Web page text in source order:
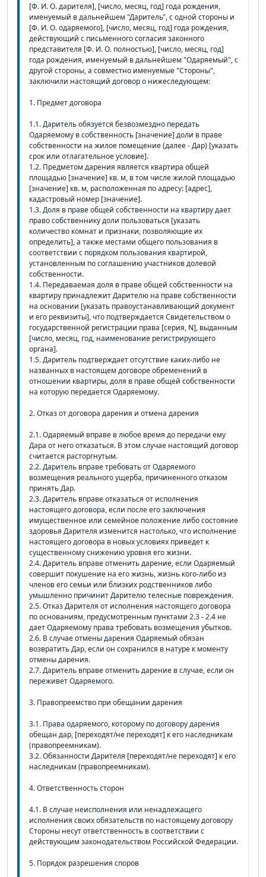
[Ф. И. О. дарителя], [число, месяц, год] года рождения,
именуемый в дальнейшем "Даритель", с одной стороны и
[Ф. И. О. одаряемого], [число, месяц, год] года рождения,
действующий с письменного согласия законного
представителя [Ф. И. О. полностью], [число, месяц, год]
года рождения, именуемый в дальнейшем "Одаряемый", с
другой стороны, а совместно именуемые "Стороны",
заключили настоящий договор о нижеследующем:
1. Предмет договора
1.1. Даритель обязуется безвозмездно передать
Одаряемому в собственность [значение] доли в праве
собственности на жилое помещение (далее - Дар) [указать
срок или отлагательное условие].
1.2. Предметом дарения является квартира общей
площадью [значение] кв. м, в том числе жилой площадью
[значение] кв. м, расположенная по адресу: [адрес],
кадастровый номер [значение].
1.3. Доля в праве общей собственности на квартиру дает
право собственнику доли пользоваться [указать
количество комнат и признаки, позволяющие их
определить], а также местами общего пользования в
соответствии с порядком пользования квартирой,
установленным по соглашению участников долевой
собственности.
1.4. Передаваемая доля в праве общей собственности на
квартиру принадлежит Дарителю на праве собственности
на основании [указать правоустанавливающий документ
и его реквизиты], что подтверждается Свидетельством о
государственной регистрации права [серия, N], выданным
[число, месяц, год, наименование регистрирующего
органа].
1.5. Даритель подтверждает отсутствие каких-либо не
названных в настоящем договоре обременений в
отношении квартиры, доля в праве общей собственности
на которую передается Одаряемому.
2. Отказ от договора дарения и отмена дарения
2.1. Одаряемый вправе в любое время до передачи ему
Дара от него отказаться. В этом случае настоящий договор
считается расторгнутым.
2.2. Даритель вправе требовать от Одаряемого
возмещения реального ущерба, причиненного отказом
принять Дар.
2.3. Даритель вправе отказаться от исполнения
настоящего договора, если после его заключения
имущественное или семейное положение либо состояние
здоровья Дарителя изменится настолько, что исполнение
настоящего договора в новых условиях приведет к
существенному снижению уровня его жизни.
2.4. Даритель вправе отменить дарение, если Одаряемый
совершит покушение на его жизнь, жизнь кого-либо из
членов его семьи или близких родственников либо
умышленно причинит Дарителю телесные повреждения.
2.5. Отказ Дарителя от исполнения настоящего договора
по основаниям, предусмотренным пунктами 2.3 - 2.4 не
дает Одаряемому права требовать возмещения убытков.
2.6. В случае отмены дарения Одаряемый обязан
возвратить Дар, если он сохранился в натуре к моменту
отмены дарения.
2.7. Даритель вправе отменить дарение в случае, если он
переживет Одаряемого.
3. Правопреемство при обещании дарения
3.1. Права одаряемого, которому по договору дарения
обещан дар, [переходят/не переходят] к его наследникам
(правопреемникам).
3.2. Обязанности Дарителя [переходят/не переходят] к его
наследникам (правопреемникам).
4. Ответственность сторон
4.1. В случае неисполнения или ненадлежащего
исполнения своих обязательств по настоящему договору
Стороны несут ответственность в соответствии с
действующим законодательством Российской Федерации.
5. Порядок разрешения споров